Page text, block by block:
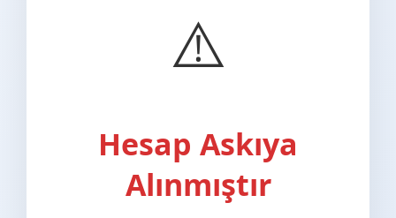
⚠️
Hesap Askıya
Alınmıştır